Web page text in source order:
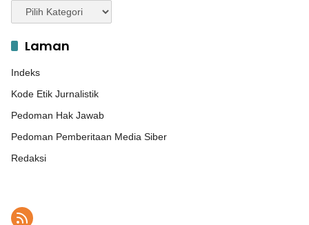
Kategori
Laman
Indeks
Kode Etik Jurnalistik
Pedoman Hak Jawab
Pedoman Pemberitaan Media Siber
Redaksi